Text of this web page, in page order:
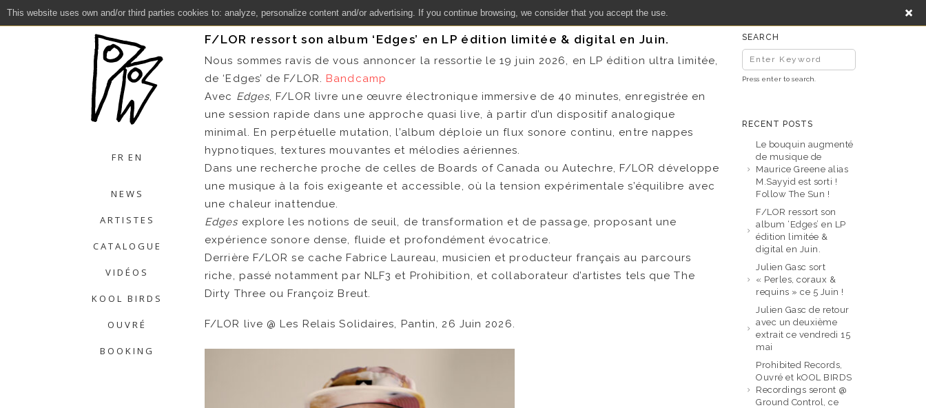
This website uses own and/or third parties cookies to: analyze, personalize content and/or advertising. If you continue browsing, we consider that you accept the use.
Close
FR EN
NEWS
ARTISTES
CATALOGUE
VIDÉOS
KOOL BIRDS
OUVRÉ
BOOKING
F/LOR ressort son album ‘Edges’ en LP édition limitée & digital en Juin.
Nous sommes ravis de vous annoncer la ressortie le 19 juin 2026, en LP édition ultra limitée,
de ‘Edges’ de F/LOR. Bandcamp
Avec Edges, F/LOR livre une œuvre électronique immersive de 40 minutes, enregistrée en
une session rapide dans une approche quasi live, à partir d’un dispositif analogique
minimal. En perpétuelle mutation, l’album déploie un flux sonore continu, entre nappes
hypnotiques, textures mouvantes et mélodies aériennes.
Dans une recherche proche de celles de Boards of Canada ou Autechre, F/LOR développe
une musique à la fois exigeante et accessible, où la tension expérimentale s’équilibre avec
une chaleur inattendue.
Edges explore les notions de seuil, de transformation et de passage, proposant une
expérience sonore dense, fluide et profondément évocatrice.
Derrière F/LOR se cache Fabrice Laureau, musicien et producteur français au parcours
riche, passé notamment par NLF3 et Prohibition, et collaborateur d’artistes tels que The
Dirty Three ou Françoiz Breut.
F/LOR live @ Les Relais Solidaires, Pantin, 26 Juin 2026.
SEARCH
Press enter to search.
RECENT POSTS
Le bouquin augmenté
de musique de
Maurice Greene alias
M.Sayyid est sorti !
Follow The Sun !
F/LOR ressort son
album ‘Edges’ en LP
édition limitée &
digital en Juin.
Julien Gasc sort
« Perles, coraux &
requins » ce 5 Juin !
Julien Gasc de retour
avec un deuxième
extrait ce vendredi 15
mai
Prohibited Records,
Ouvré et kOOL BIRDS
Recordings seront @
Ground Control, ce